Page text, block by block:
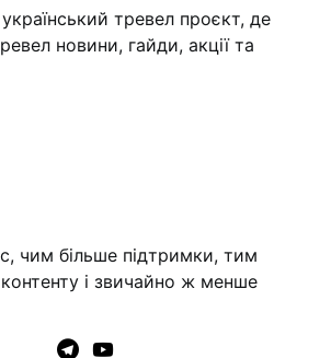
тревел проєкт, де
новини, гайди, акції та
чим більше підтримки, тим
і звичайно ж менше